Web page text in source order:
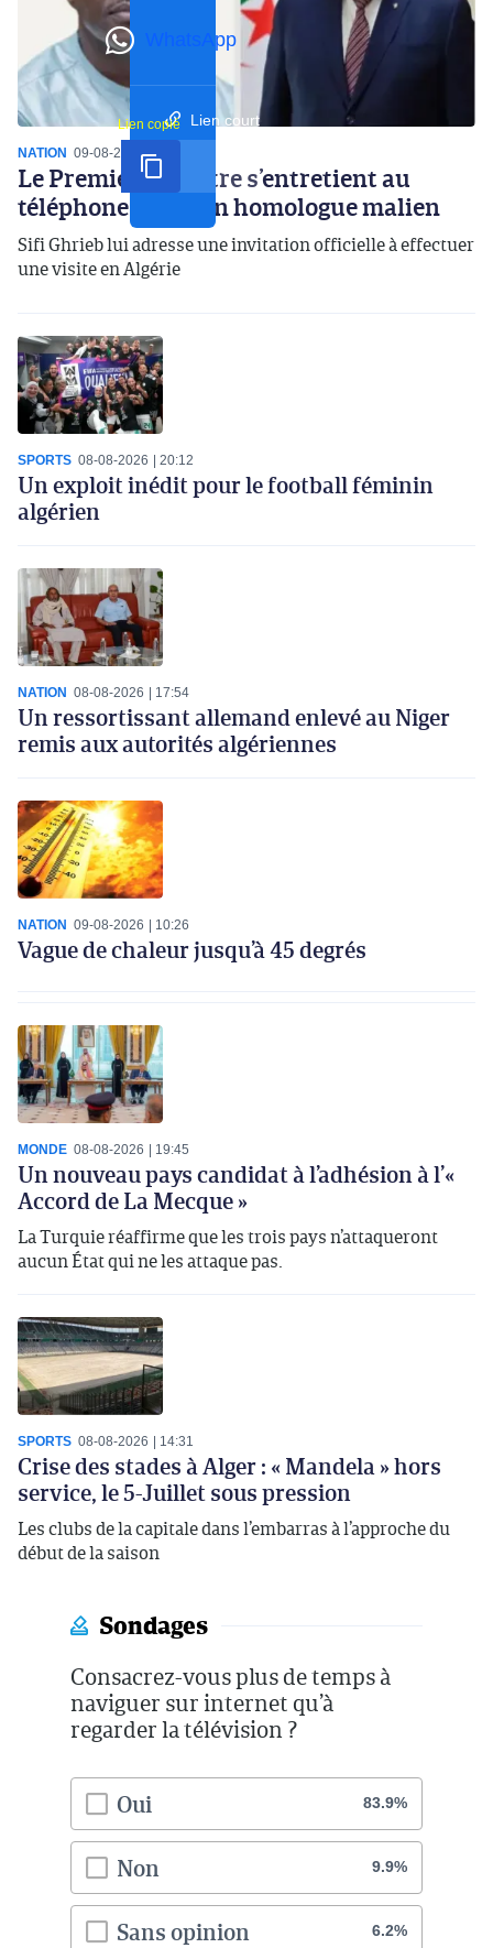
WhatsApp
Lien court
Lien copié
NATION 09-08-2026 14:14
Le Premier ministre s’entretient au
téléphone avec son homologue malien
Sifi Ghrieb lui adresse une invitation officielle à effectuer
une visite en Algérie
SPORTS 08-08-2026 20:12
Un exploit inédit pour le football féminin
algérien
NATION 08-08-2026 17:54
Un ressortissant allemand enlevé au Niger
remis aux autorités algériennes
NATION 09-08-2026 10:26
Vague de chaleur jusqu’à 45 degrés
MONDE 08-08-2026 19:45
Un nouveau pays candidat à l’adhésion à l’«
Accord de La Mecque »
La Turquie réaffirme que les trois pays n’attaqueront
aucun État qui ne les attaque pas.
SPORTS 08-08-2026 14:31
Crise des stades à Alger : « Mandela » hors
service, le 5-Juillet sous pression
Les clubs de la capitale dans l’embarras à l’approche du
début de la saison
Sondages
Consacrez-vous plus de temps à
naviguer sur internet qu’à
regarder la télévision ?
Oui 83.9%
Non 9.9%
Sans opinion 6.2%